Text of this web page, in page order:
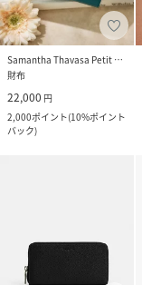
Samantha Thavasa Petit Choice
財布
22,000 円
2,000ポイント(10%ポイント
バック)